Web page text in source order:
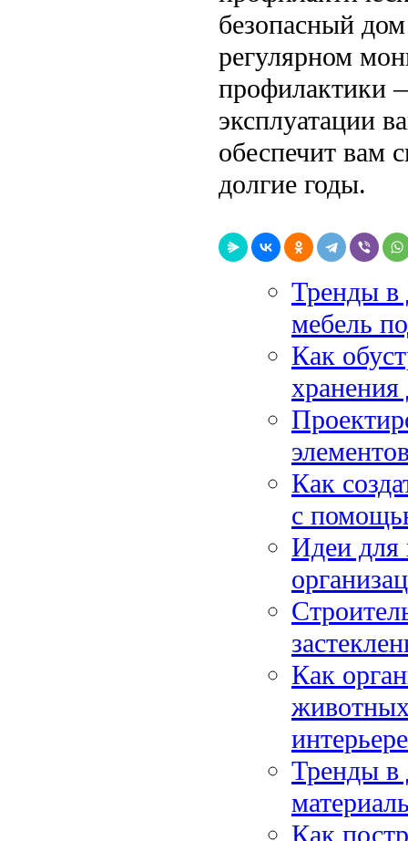
безопасный
регулярном
профилактики
эксплуатации
обеспечит вам
долгие годы.
Тренды в
мебель
Как
Как
с
Идеи для
Как
интерьере
Тренды в
Как